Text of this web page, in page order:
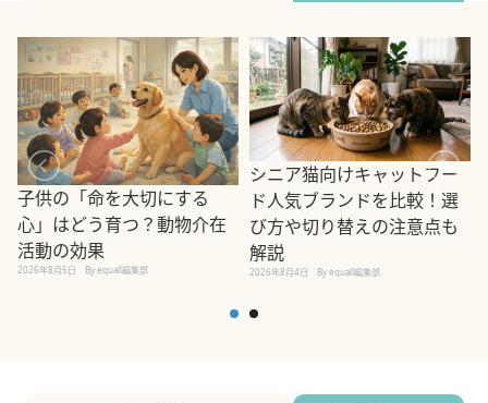
子供の「命を大切にする
心」はどう育つ？動物介在
活動の効果
2026年8月5日 By equall編集部
シニア猫向けキャットフー
ド人気ブランドを比較！選
び方や切り替えの注意点も
解説
2026年8月4日 By equall編集部